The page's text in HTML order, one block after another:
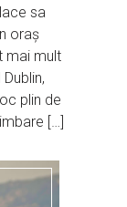
sa
oraș
mai mult
plin de
[…]